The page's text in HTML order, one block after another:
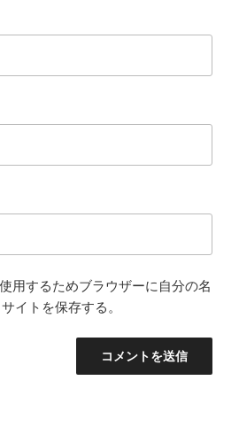
用するためブラウザーに自分の名
イトを保存する。